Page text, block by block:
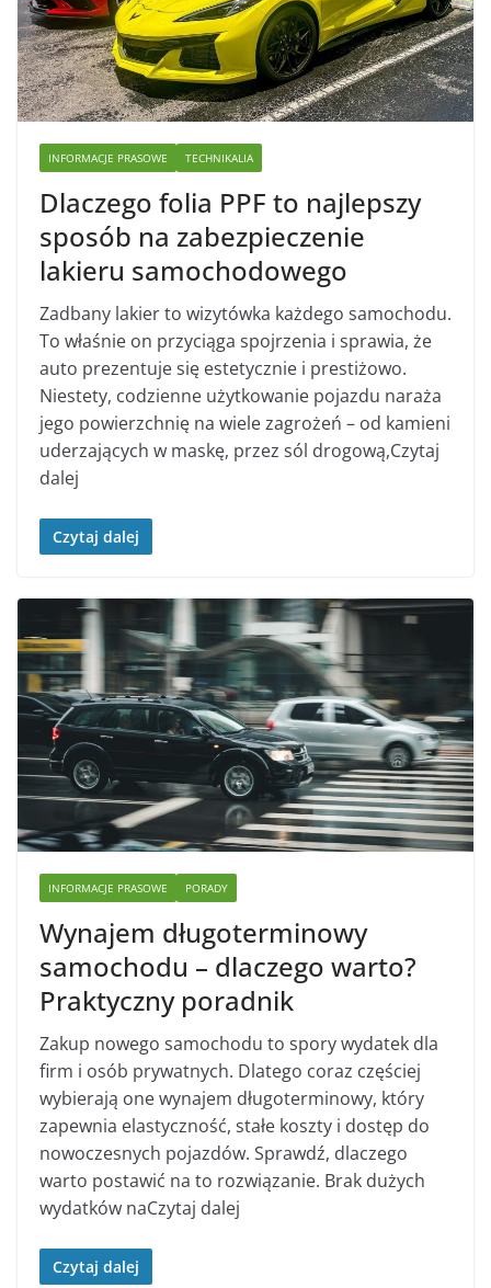
INFORMACJE PRASOWE TECHNIKALIA
Dlaczego folia PPF to najlepszy
sposób na zabezpieczenie
lakieru samochodowego
Zadbany lakier to wizytówka każdego samochodu.
To właśnie on przyciąga spojrzenia i sprawia, że
auto prezentuje się estetycznie i prestiżowo.
Niestety, codzienne użytkowanie pojazdu naraża
jego powierzchnię na wiele zagrożeń – od kamieni
uderzających w maskę, przez sól drogową,Czytaj
dalej
Czytaj dalej
INFORMACJE PRASOWE PORADY
Wynajem długoterminowy
samochodu – dlaczego warto?
Praktyczny poradnik
Zakup nowego samochodu to spory wydatek dla
firm i osób prywatnych. Dlatego coraz częściej
wybierają one wynajem długoterminowy, który
zapewnia elastyczność, stałe koszty i dostęp do
nowoczesnych pojazdów. Sprawdź, dlaczego
warto postawić na to rozwiązanie. Brak dużych
wydatków naCzytaj dalej
Czytaj dalej